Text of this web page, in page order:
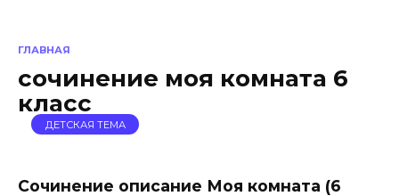
ГЛАВНАЯ
сочинение моя комната 6
класс
ДЕТСКАЯ ТЕМА
Сочинение описание Моя комната (6